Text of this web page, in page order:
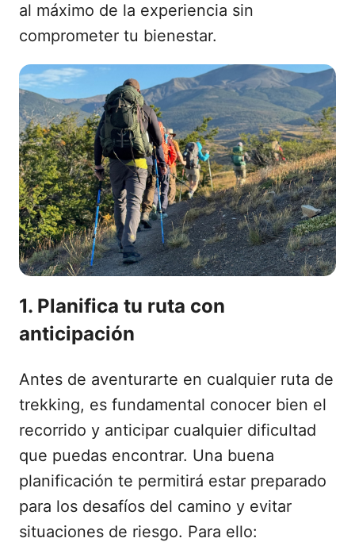
al máximo de la experiencia sin
comprometer tu bienestar.
1. Planifica tu ruta con
anticipación
Antes de aventurarte en cualquier ruta de
trekking, es fundamental conocer bien el
recorrido y anticipar cualquier dificultad
que puedas encontrar. Una buena
planificación te permitirá estar preparado
para los desafíos del camino y evitar
situaciones de riesgo. Para ello: